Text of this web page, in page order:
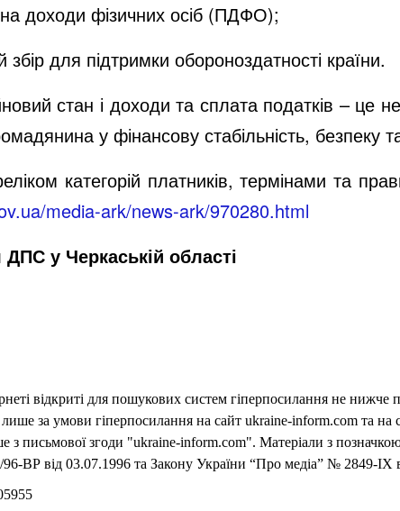
доходи фізичних осіб (ПДФО);
збір для підтримки обороноздатності країни.
стан і доходи та сплата податків – це
у фінансову стабільність, безпеку
категорій платників, термінами та
media-ark/news-ark/970280.html
у Черкаській області
відкриті для пошукових систем гіперпосилання не
за умови гіперпосилання на сайт ukraine-inform.com та на
письмової згоди "ukraine-inform.com". Матеріали з
ВР від 03.07.1996 та Закону України “Про медіа” № 2849-IX